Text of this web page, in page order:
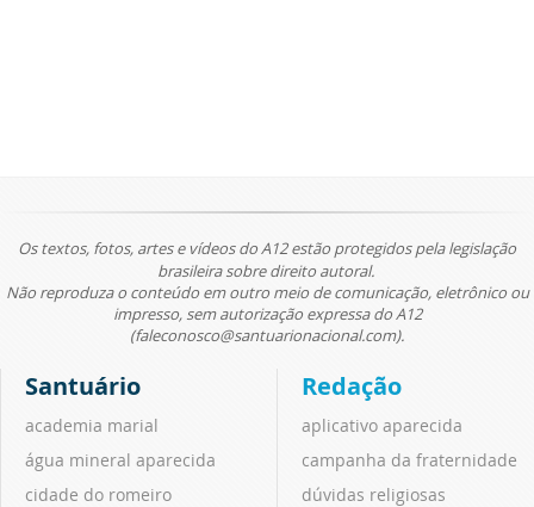
Os textos, fotos, artes e vídeos do A12 estão protegidos pela legislação
brasileira sobre direito autoral.
Não reproduza o conteúdo em outro meio de comunicação, eletrônico ou
impresso, sem autorização expressa do A12
(faleconosco@santuarionacional.com).
Santuário
academia marial
água mineral aparecida
cidade do romeiro
Redação
aplicativo aparecida
campanha da fraternidade
dúvidas religiosas